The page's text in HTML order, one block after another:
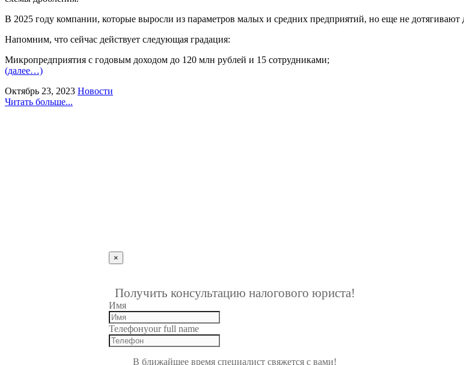
В 2025 году компании, которые выросли из параметров малых и средних предприятий, но еще не
Напомним, что сейчас действует следующая градация:
Микропредприятия с годовым доходом до 120 млн рублей и 15 сотрудниками;
(далее…)
Октябрь 23, 2023 Новости
Читать больше...
×
Получить консультацию налогового юриста!
Имя
Телефонyour full name
В ближайшее время специалист свяжется с вами!